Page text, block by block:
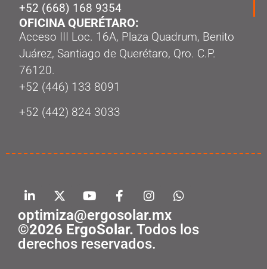
+52 (668) 168 9354
OFICINA QUERÉTARO:
Acceso III Loc. 16A, Plaza Quadrum, Benito
Juárez, Santiago de Querétaro, Qro. C.P.
76120.
‭+52 (446) 133 8091‬
+52 (442) 824 3033
optimiza@ergosolar.mx
©2026 ErgoSolar. Todos los
derechos reservados.